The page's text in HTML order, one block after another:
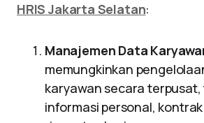
HRIS Jakarta Selatan:
Manajemen Data
memungkinkan
karyawan secara
informasi personal,